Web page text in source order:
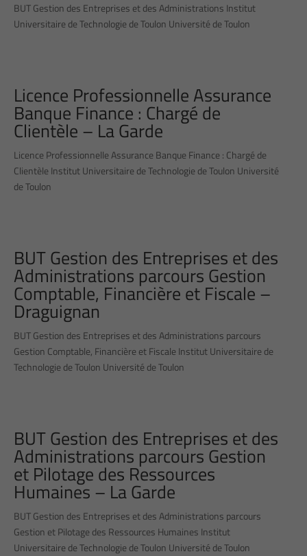
BUT Gestion des Entreprises et des Administrations Institut
Universitaire de Technologie de Toulon Université de Toulon
Licence Professionnelle Assurance
Banque Finance : Chargé de
Clientèle – La Garde
Licence Professionnelle Assurance Banque Finance : Chargé de
Clientèle Institut Universitaire de Technologie de Toulon Université
de Toulon
BUT Gestion des Entreprises et des
Administrations parcours Gestion
Comptable, Financière et Fiscale –
Draguignan
BUT Gestion des Entreprises et des Administrations parcours
Gestion Comptable, Financière et Fiscale Institut Universitaire de
Technologie de Toulon Université de Toulon
BUT Gestion des Entreprises et des
Administrations parcours Gestion
et Pilotage des Ressources
Humaines – La Garde
BUT Gestion des Entreprises et des Administrations parcours
Gestion et Pilotage des Ressources Humaines Institut
Universitaire de Technologie de Toulon Université de Toulon